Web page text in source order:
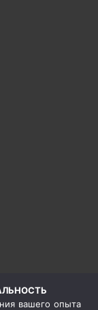
вашего опыта